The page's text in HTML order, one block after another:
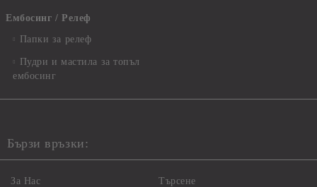
Ембосинг / Релеф
Папки за релеф
Пудри и мастила за топъл
ембосинг
Бързи връзки:
За Нас Търсене